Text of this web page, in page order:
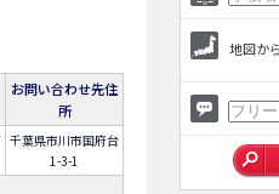
お問い合わせ先住
所
千葉県市川市国府台
1-3-1
地図か